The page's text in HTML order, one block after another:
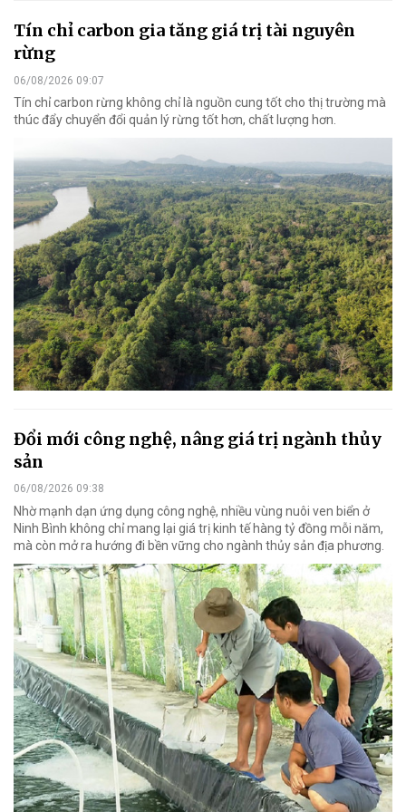
Tín chỉ carbon gia tăng giá trị tài nguyên
rừng
06/08/2026 09:07
Tín chỉ carbon rừng không chỉ là nguồn cung tốt cho thị trường mà
thúc đẩy chuyển đổi quản lý rừng tốt hơn, chất lượng hơn.
Đổi mới công nghệ, nâng giá trị ngành thủy
sản
06/08/2026 09:38
Nhờ mạnh dạn ứng dụng công nghệ, nhiều vùng nuôi ven biển ở
Ninh Bình không chỉ mang lại giá trị kinh tế hàng tỷ đồng mỗi năm,
mà còn mở ra hướng đi bền vững cho ngành thủy sản địa phương.